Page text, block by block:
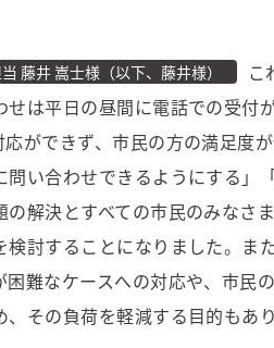
藤井 嵩士様（以下、藤井様）
こ
は平日の昼間に電話での受付
ができず、市民の方の満足度
い合わせできるようにする」
解決とすべての市民のみなさ
討することになりました。ま
難なケースへの対応や、市民
その負荷を軽減する目的もあ